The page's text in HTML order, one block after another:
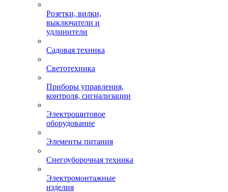
Розетки, вилки,
выключатели и
удлинители
Садовая техника
Светотехника
Приборы управления,
контроля, сигнализации
Электрощитовое
оборудование
Элементы питания
Снегоуборочная техника
Электромонтажные
изделия